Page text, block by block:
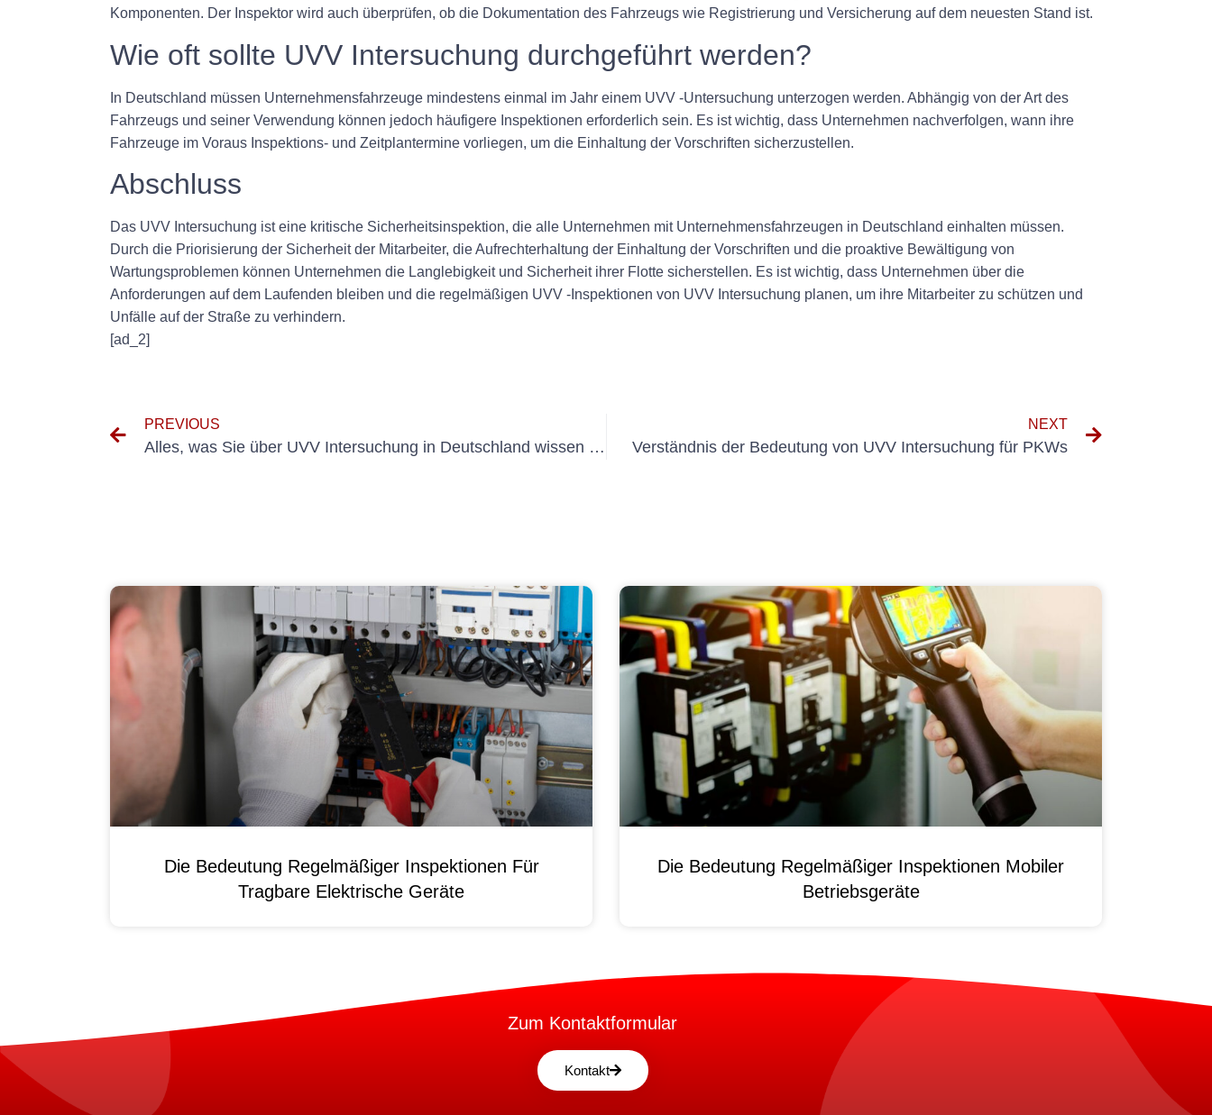
Komponenten. Der Inspektor wird auch überprüfen, ob die Dokumentation des Fahrzeugs wie Registrierung und Versicherung auf dem neuesten Stand ist.
Wie oft sollte UVV Intersuchung durchgeführt werden?
In Deutschland müssen Unternehmensfahrzeuge mindestens einmal im Jahr einem UVV -Untersuchung unterzogen werden. Abhängig von der Art des
Fahrzeugs und seiner Verwendung können jedoch häufigere Inspektionen erforderlich sein. Es ist wichtig, dass Unternehmen nachverfolgen, wann ihre
Fahrzeuge im Voraus Inspektions- und Zeitplantermine vorliegen, um die Einhaltung der Vorschriften sicherzustellen.
Abschluss
Das UVV Intersuchung ist eine kritische Sicherheitsinspektion, die alle Unternehmen mit Unternehmensfahrzeugen in Deutschland einhalten müssen.
Durch die Priorisierung der Sicherheit der Mitarbeiter, die Aufrechterhaltung der Einhaltung der Vorschriften und die proaktive Bewältigung von
Wartungsproblemen können Unternehmen die Langlebigkeit und Sicherheit ihrer Flotte sicherstellen. Es ist wichtig, dass Unternehmen über die
Anforderungen auf dem Laufenden bleiben und die regelmäßigen UVV -Inspektionen von UVV Intersuchung planen, um ihre Mitarbeiter zu schützen und
Unfälle auf der Straße zu verhindern.
[ad_2]
PREVIOUS
Alles, was Sie über UVV Intersuchung in Deutschland wissen müssen
NEXT
Verständnis der Bedeutung von UVV Intersuchung für PKWs
Die Bedeutung Regelmäßiger Inspektionen Für
Tragbare Elektrische Geräte
Die Bedeutung Regelmäßiger Inspektionen Mobiler
Betriebsgeräte
Zum Kontaktformular
Kontakt